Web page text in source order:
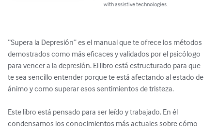
with assistive technologies.
“Supera la Depresión” es el manual que te ofrece los métodos
demostrados como más eficaces y validados por el psicólogo
para vencer a la depresión. El libro está estructurado para que
te sea sencillo entender porque te está afectando al estado de
ánimo y como superar esos sentimientos de tristeza.
Este libro está pensado para ser leído y trabajado. En él
condensamos los conocimientos más actuales sobre cómo